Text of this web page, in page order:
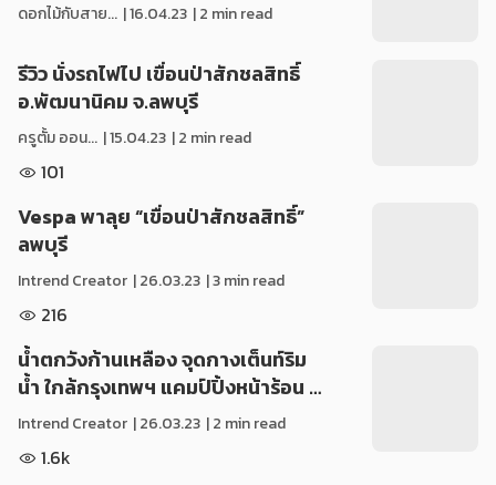
ดอกไม้กับสาย... |16.04.23 | 2 min read
รีวิว นั่งรถไฟไป เขื่อนป่าสักชลสิทธิ์
อ.พัฒนานิคม จ.ลพบุรี
ครูตั้ม ออน... |15.04.23 | 2 min read
101
Vespa พาลุย “เขื่อนป่าสักชลสิทธิ์”
ลพบุรี
Intrend Creator |26.03.23 | 3 min read
216
น้ำตกวังก้านเหลือง จุดกางเต็นท์ริม
น้ำ ใกล้กรุงเทพฯ แคมป์ปิ้งหน้าร้อน …
Intrend Creator |26.03.23 | 2 min read
1.6k